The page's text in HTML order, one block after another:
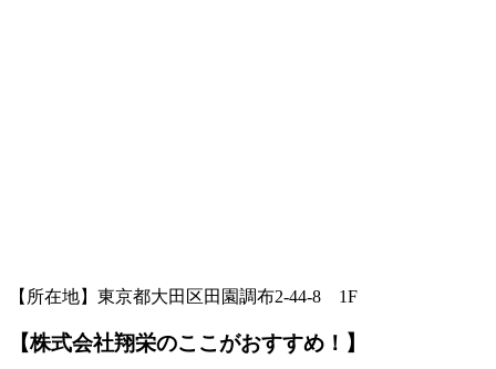
【所在地】東京都大田区田園調布2-44-8 1F
【株式会社翔栄のここがおすすめ！】